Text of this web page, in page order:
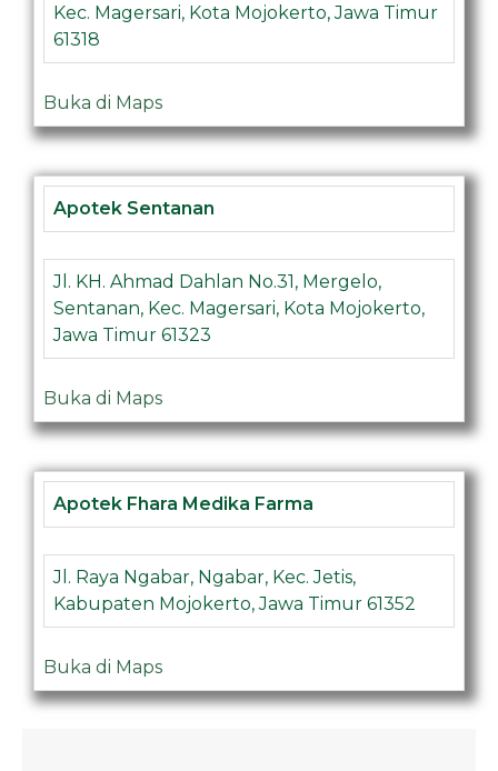
Kec. Magersari, Kota Mojokerto, Jawa Timur
61318
Buka di Maps
Apotek Sentanan
Jl. KH. Ahmad Dahlan No.31, Mergelo,
Sentanan, Kec. Magersari, Kota Mojokerto,
Jawa Timur 61323
Buka di Maps
Apotek Fhara Medika Farma
Jl. Raya Ngabar, Ngabar, Kec. Jetis,
Kabupaten Mojokerto, Jawa Timur 61352
Buka di Maps